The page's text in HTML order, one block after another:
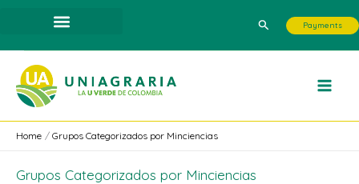
content
Search Payments
Home Grupos Categorizados por Minciencias
Grupos Categorizados por Minciencias